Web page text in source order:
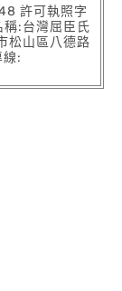
許可執照字
稱:台灣屈臣氏
松山區八德路
線: